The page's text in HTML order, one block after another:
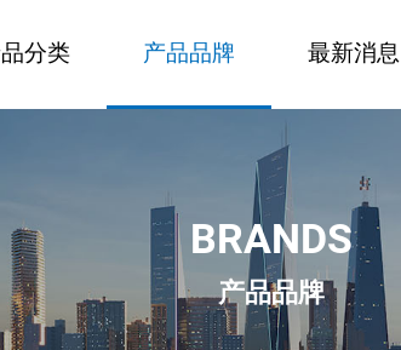
分类 产品品牌 最新消息
BRANDS
产品品牌